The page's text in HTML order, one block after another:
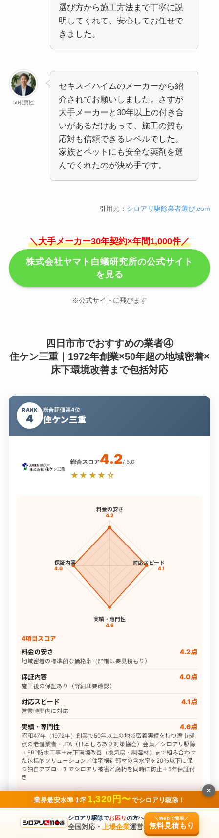
選び方から施工方法まで丁寧に説
明してくれて、安心してお任せで
きました。
50代男性
セキスイハイムのメーカーから紹
介されてお願いしました。さすが
大手メーカーと30年以上の付き合
いがあるだけあって、施工の質も
応対も信頼できるレベルでした。
家族とペットにも安全な薬剤を選
んでくれたのが決め手です。
引用元： シロアリ駆除業者選び.com
＼大手メーカー30年契約×年間1,000件／
株式会社ヤマト白蟻研究所の公式サイト
を見る
※公式サイトに飛びます
四日市市でおすすめの業者④
住ケン三重｜1972年創業×50年超の地域密着×
床下環境改善まで包括対応
RANK
4
総合評価第4位
住ケン三重
総合スコア4.2/ 5.0
★★★★☆
料金の安さ
4.2
対応スピード
4.1
実績・専門性
4.6
保証内容
4.0
4項目スコア
料金の安さ 4.2点
地域密着の標準的な価格帯（詳細は要見積もり）
保証内容 4.0点
施工後の保証あり（詳細は要確認）
対応スピード 4.1点
営業時間内に対応
実績・専門性 4.6点
昭和47年（1972年）創業で50年以上の地域密着実績を持つ津市拠
点の老舗業者・JTA（日本しろあり対策協会）会員／シロアリ駆除
＋FRP防水工事＋床下環境改善（換気扇・調湿材）まで組み合わせ
た包括的ソリューション／住宅構造部材の含水率を20％以下に保
つ独自アプローチでシロアリ被害と腐朽を同時に防止＋5年保証付
き
最低料金 要問合せ
対応エリア 三重県
業界最安水準 1坪 1,320円〜 でシロアリ駆除！
シロアリ駆除でお困りの方へ
全国対応・ 上場企業運営
＼Webで簡単／
無料見積もり
×